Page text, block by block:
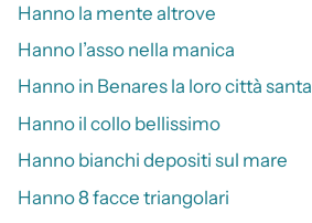
Hanno la mente altrove
Hanno l’asso nella manica
Hanno in Benares la loro città santa
Hanno il collo bellissimo
Hanno bianchi depositi sul mare
Hanno 8 facce triangolari